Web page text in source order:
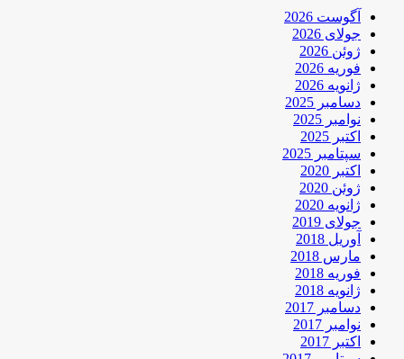
آگوست 2026
جولای 2026
ژوئن 2026
فوریه 2026
ژانویه 2026
دسامبر 2025
نوامبر 2025
اکتبر 2025
سپتامبر 2025
اکتبر 2020
ژوئن 2020
ژانویه 2020
جولای 2019
آوریل 2018
مارس 2018
فوریه 2018
ژانویه 2018
دسامبر 2017
نوامبر 2017
اکتبر 2017